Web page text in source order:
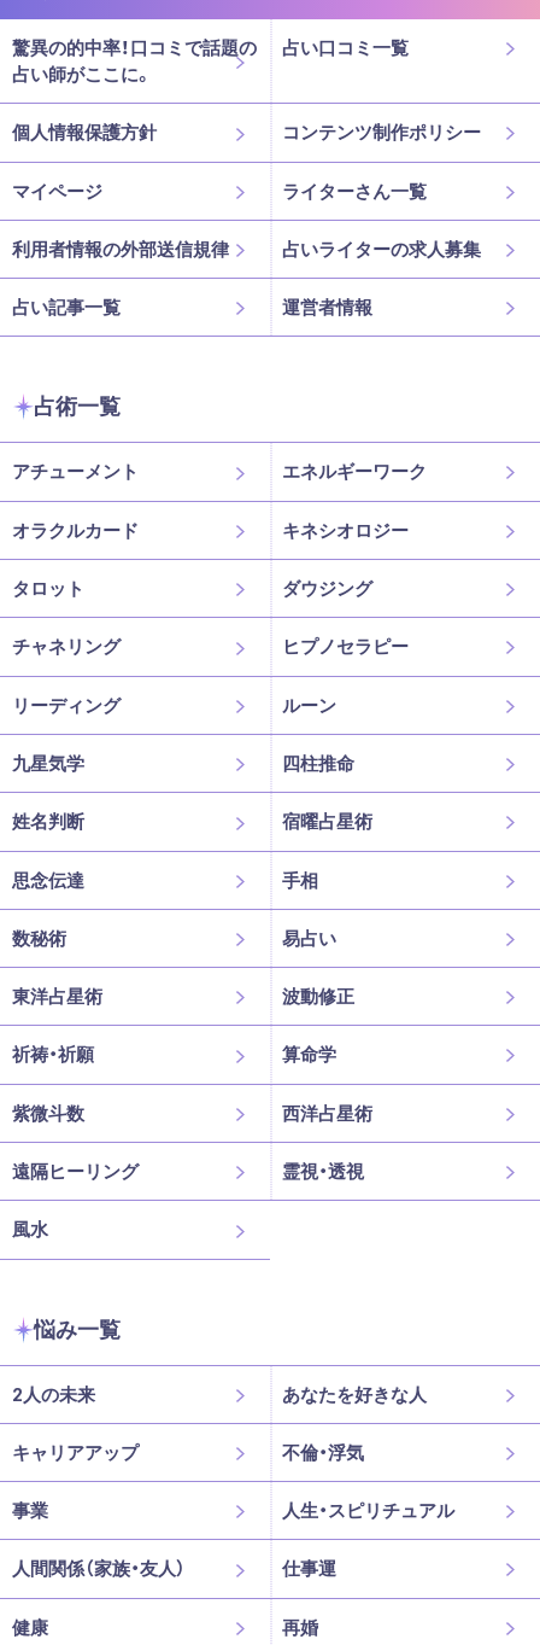
驚異の的中率！口コミで話題の
占い師がここに。
占い口コミ一覧
個人情報保護方針 コンテンツ制作ポリシー
マイページ ライターさん一覧
利用者情報の外部送信規律 占いライターの求人募集
占い記事一覧 運営者情報
占術一覧
アチューメント エネルギーワーク
オラクルカード キネシオロジー
タロット ダウジング
チャネリング ヒプノセラピー
リーディング ルーン
九星気学 四柱推命
姓名判断 宿曜占星術
思念伝達 手相
数秘術 易占い
東洋占星術 波動修正
祈祷・祈願 算命学
紫微斗数 西洋占星術
遠隔ヒーリング 霊視・透視
風水
悩み一覧
2人の未来 あなたを好きな人
キャリアアップ 不倫・浮気
事業 人生・スピリチュアル
人間関係（家族・友人） 仕事運
健康 再婚